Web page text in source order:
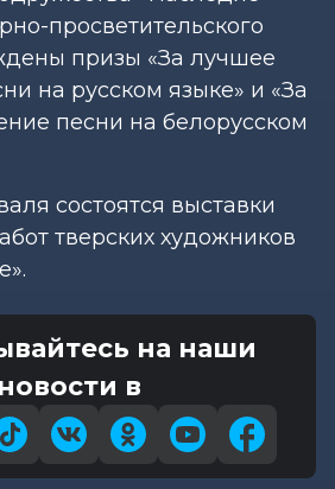
просветительского
призы «За лучшее
на русском языке» и «За
песни на белорусском
состоятся выставки
тверских художников
на наши
новости в